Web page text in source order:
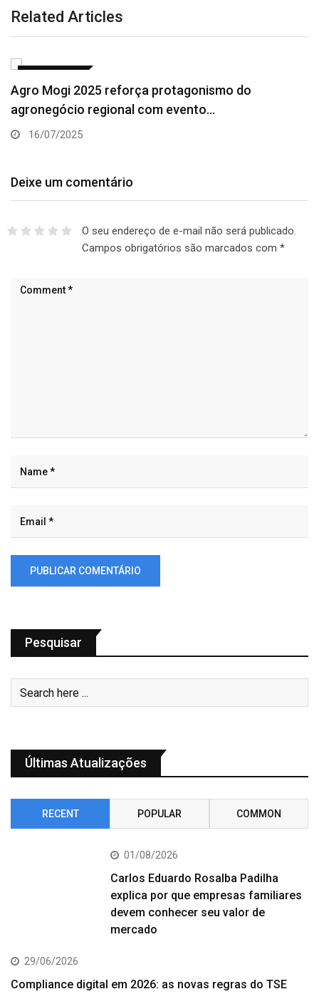
Related Articles
Agro Mogi 2025 reforça protagonismo do
agronegócio regional com evento…
16/07/2025
Deixe um comentário
O seu endereço de e-mail não será publicado.
Campos obrigatórios são marcados com *
Pesquisar
Últimas Atualizações
RECENT POPULAR COMMON
01/08/2026
Carlos Eduardo Rosalba Padilha
explica por que empresas familiares
devem conhecer seu valor de
mercado
29/06/2026
Compliance digital em 2026: as novas regras do TSE